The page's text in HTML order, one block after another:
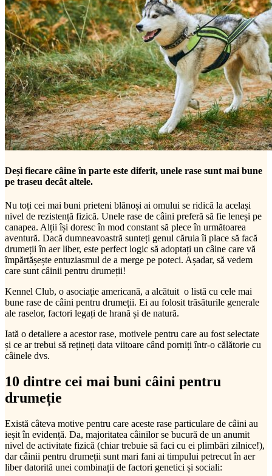
Deși fiecare câine în parte este diferit, unele rase sunt mai bune
pe traseu decât altele.
Nu toți cei mai buni prieteni blănoși ai omului se ridică la același
nivel de rezistență fizică. Unele rase de câini preferă să fie leneși pe
canapea. Alții își doresc în mod constant să plece în următoarea
aventură. Dacă dumneavoastră sunteți genul căruia îi place să facă
drumeții în aer liber, este perfect logic să adoptați un câine care vă
împărtășește entuziasmul de a merge pe poteci. Așadar, să vedem
care sunt câinii pentru drumeții!
Kennel Club, o asociație americană, a alcătuit o listă cu cele mai
bune rase de câini pentru drumeții. Ei au folosit trăsăturile generale
ale raselor, factori legați de hrană și de natură.
Iată o detaliere a acestor rase, motivele pentru care au fost selectate
și ce ar trebui să rețineți data viitoare când porniți într-o călătorie cu
câinele dvs.
10 dintre cei mai buni câini pentru
drumeție
Există câteva motive pentru care aceste rase particulare de câini au
ieșit în evidență. Da, majoritatea câinilor se bucură de un anumit
nivel de activitate fizică (chiar trebuie să faci cu ei plimbări zilnice!),
dar câinii pentru drumeții sunt mari fani ai timpului petrecut în aer
liber datorită unei combinații de factori genetici și sociali: